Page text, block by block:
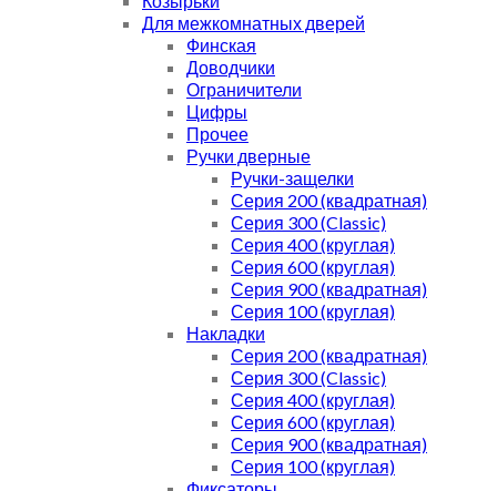
Для межкомнатных дверей
Финская
Доводчики
Ограничители
Цифры
Прочее
Ручки дверные
Ручки-защелки
Серия 200 (квадратная)
Серия 300 (Classic)
Серия 400 (круглая)
Серия 600 (круглая)
Серия 900 (квадратная)
Серия 100 (круглая)
Накладки
Серия 200 (квадратная)
Серия 300 (Classic)
Серия 400 (круглая)
Серия 600 (круглая)
Серия 900 (квадратная)
Серия 100 (круглая)